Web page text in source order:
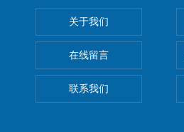
关于我们
在线留言
联系我们